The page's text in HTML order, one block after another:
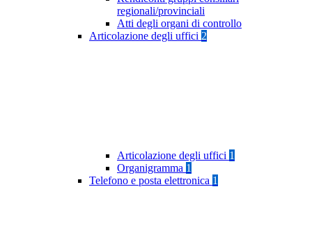
regionali/provinciali
Atti degli organi di controllo
Articolazione degli uffici 2
Articolazione degli uffici 1
Organigramma 1
Telefono e posta elettronica 1